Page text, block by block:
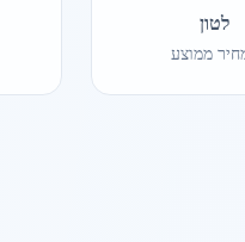
לטון
ממוצע